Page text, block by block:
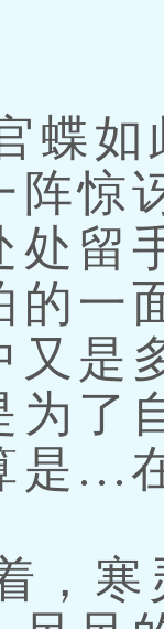
如
阵惊
处留
的一
又是
为了
是...
寒